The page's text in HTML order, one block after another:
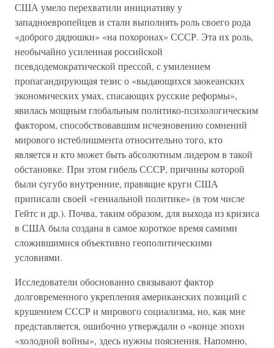
США умело перехватили инициативу у
западноевропейцев и стали выполнять роль своего рода
«доброго дядюшки» «на похоронах» СССР. Эта их роль,
необычайно усиленная российской
псевдодемократической прессой, с умилением
пропагандирующая тезис о «выдающихся заокеанских
экономических умах, спасающих русские реформы»,
явилась мощным глобальным политико-психологическим
фактором, способствовавшим исчезновению сомнений
мирового истеблишмента относительно того, кто
является и кто может быть абсолютным лидером в такой
обстановке. При этом гибель СССР, причины которой
были сугубо внутренние, правящие круги США
приписали своей «гениальной политике» (в том числе
Гейтс и др.). Почва, таким образом, для выхода из кризиса
в США была создана в самое короткое время самими
сложившимися объективно геополитическими
условиями.
Исследователи обоснованно связывают фактор
долговременного укрепления американских позиций с
крушением СССР и мирового социализма, но, как мне
представляется, ошибочно утверждали о «конце эпохи
«холодной войны», здесь нужны пояснения. Напомню,